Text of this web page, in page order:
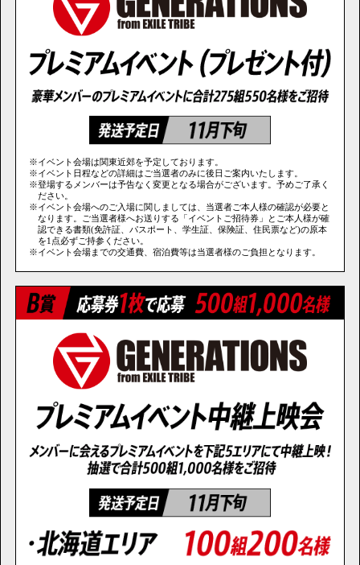
※イベント会場は関東近郊を予定しております。
※イベント日程などの詳細はご当選者のみに後日ご案内いたします。
※登場するメンバーは予告なく変更となる場合がございます。予めご了承く
ださい。
※イベント会場へのご入場に関しましては、当選者ご本人様の確認が必要と
なります。ご当選者様へお送りする「イベントご招待券」とご本人様が確
認できる書類(免許証、パスポート、学生証、保険証、住民票など)の原本
を1点必ずご持参ください。
※イベント会場までの交通費、宿泊費等は当選者様のご負担となります。